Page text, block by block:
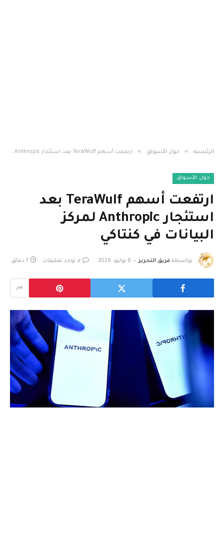
الرئيسية » حول الأسواق » ارتفعت أسهم TeraWulf بعد استئجار Anthropic لمركز البيانات في كنتاكي
حول الأسواق
ارتفعت أسهم TeraWulf بعد
استئجار Anthropic لمركز
البيانات في كنتاكي
بواسطة فريق التحرير 6 يوليو، 2026 لا توجد تعليقات 1 دقائق